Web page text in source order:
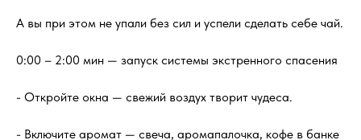
А вы при этом не упали без сил и успели сделать себе чай.
0:00 – 2:00 мин — запуск системы экстренного спасения
- Откройте окна — свежий воздух творит чудеса.
- Включите аромат — свеча, аромапалочка, кофе в банке